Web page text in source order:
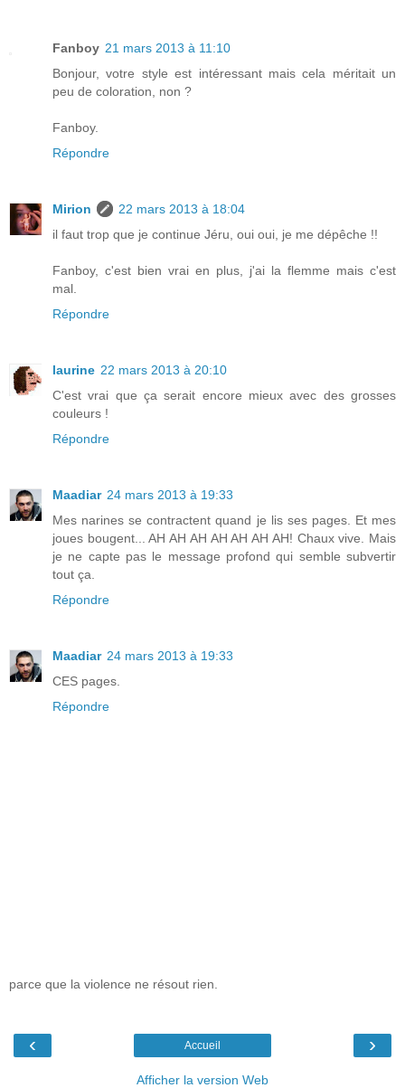
Fanboy 21 mars 2013 à 11:10
Bonjour, votre style est intéressant mais cela méritait un
peu de coloration, non ?
Fanboy.
Répondre
Mirion
22 mars 2013 à 18:04
il faut trop que je continue Jéru, oui oui, je me dépêche !!
Fanboy, c'est bien vrai en plus, j'ai la flemme mais c'est
mal.
Répondre
laurine 22 mars 2013 à 20:10
C'est vrai que ça serait encore mieux avec des grosses
couleurs !
Répondre
Maadiar 24 mars 2013 à 19:33
Mes narines se contractent quand je lis ses pages. Et mes
joues bougent... AH AH AH AH AH AH AH! Chaux vive. Mais
je ne capte pas le message profond qui semble subvertir
tout ça.
Répondre
Maadiar 24 mars 2013 à 19:33
CES pages.
Répondre
parce que la violence ne résout rien.
‹ ›
Accueil
Afficher la version Web